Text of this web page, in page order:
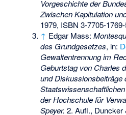
Vorgeschichte der
Zwischen Kapitulation
1979, ISBN 3-7705-
↑ Edgar Mass:
des Grundgesetzes, in:
Gewaltentrennung im
Geburtstag von Charles
und Diskussionsbeiträge
der Hochschule für
Speyer. 2. Aufl., Duncker